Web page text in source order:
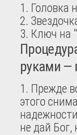
Головка
Ключ на
руками —
1. Прежде
этого
не дай Бог,